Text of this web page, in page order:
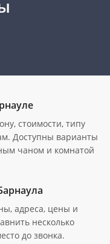
стоимости, типу
Доступны варианты
чаном и комнатой
адреса, цены и
несколько
до звонка.